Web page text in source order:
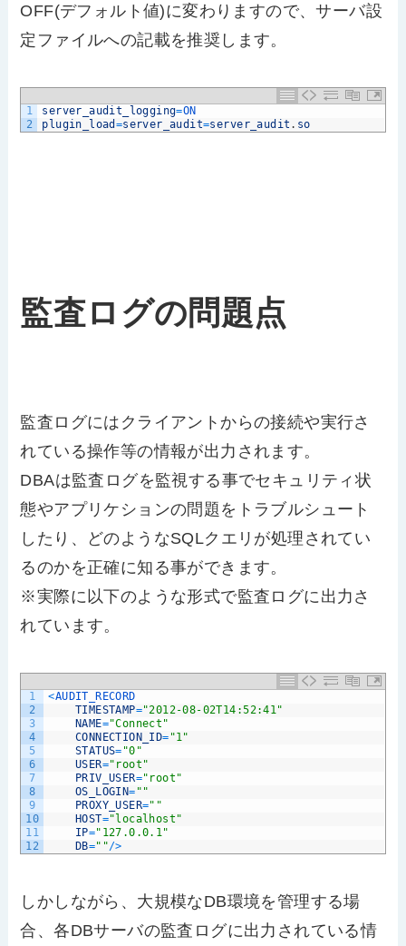
OFF(デフォルト値)に変わりますので、サーバ設
定ファイルへの記載を推奨します。
1
2
server_audit_logging=ON
plugin_load =server_audit=server_audit . so
監査ログの問題点
監査ログにはクライアントからの接続や実行さ
れている操作等の情報が出力されます。
DBAは監査ログを監視する事でセキュリティ状
態やアプリケションの問題をトラブルシュート
したり、どのようなSQLクエリが処理されてい
るのかを正確に知る事ができます。
※実際に以下のような形式で監査ログに出力さ
れています。
1
2
3
4
5
6
7
8
9
10
11
12
<AUDIT_RECORD
TIMESTAMP="2012-08-02T14:52:41"
NAME="Connect"
CONNECTION_ID= "1"
STATUS= "0"
USER="root"
PRIV_USER="root"
OS_LOGIN= ""
PROXY_USER=""
HOST="localhost"
IP="127.0.0.1"
DB=""/>
しかしながら、大規模なDB環境を管理する場
合、各DBサーバの監査ログに出力されている情